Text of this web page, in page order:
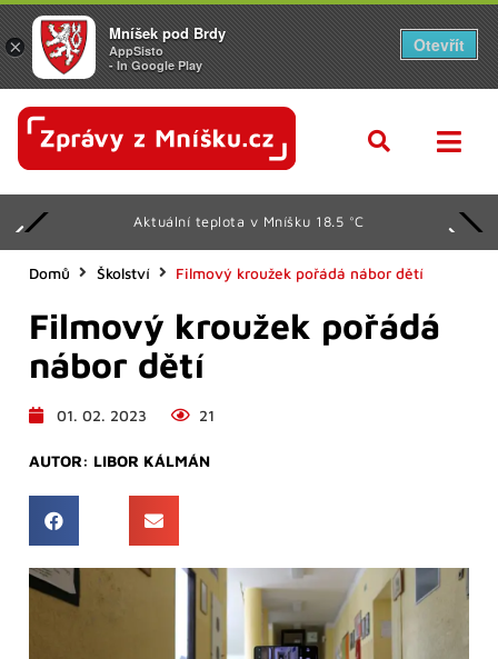
Aktuální teplota v Mníšku 18.5 °C
Domů Školství Filmový kroužek pořádá nábor dětí
Filmový kroužek pořádá
nábor dětí
01. 02. 2023 21
AUTOR: LIBOR KÁLMÁN
×
Mníšek pod Brdy
AppSisto
- In Google Play
Otevřít